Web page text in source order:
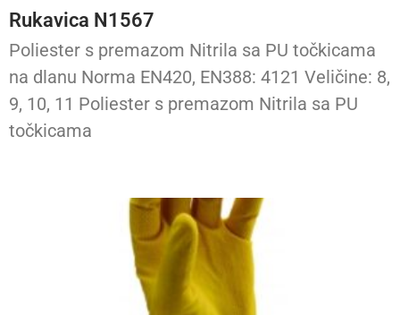
Rukavica N1567
Poliester s premazom Nitrila sa PU točkicama
na dlanu Norma EN420, EN388: 4121 Veličine: 8,
9, 10, 11 Poliester s premazom Nitrila sa PU
točkicama